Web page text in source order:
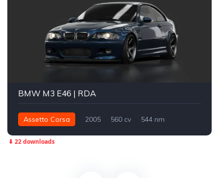
BMW M3 E46 | RDA
Assetto Corsa 2005 560 cv
544 nm
⬇ 22 downloads